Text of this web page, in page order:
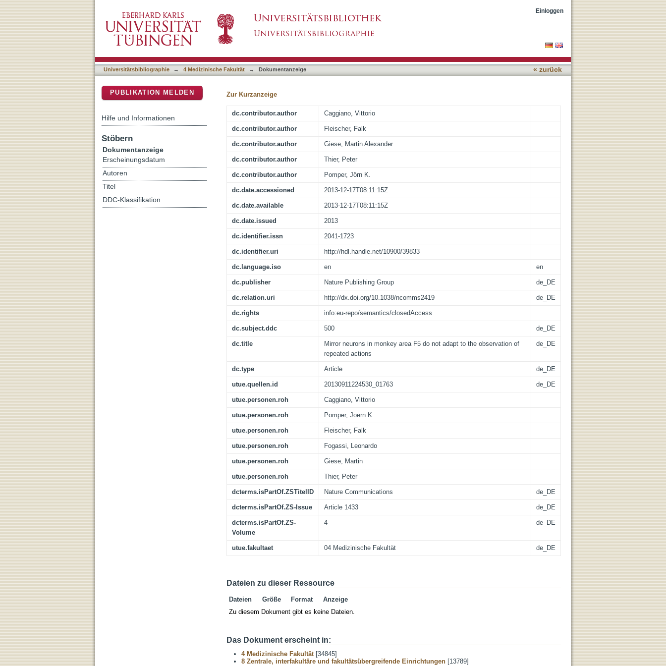
Einloggen
Universitätsbibliographie → 4 Medizinische Fakultät → Dokumentanzeige « zurück
Zur Kurzanzeige
dc.contributor.author Caggiano, Vittorio
dc.contributor.author Fleischer, Falk
dc.contributor.author Giese, Martin Alexander
dc.contributor.author Thier, Peter
dc.contributor.author Pomper, Jörn K.
dc.date.accessioned 2013-12-17T08:11:15Z
dc.date.available 2013-12-17T08:11:15Z
dc.date.issued 2013
dc.identifier.issn 2041-1723
dc.identifier.uri http://hdl.handle.net/10900/39833
dc.language.iso en en
dc.publisher Nature Publishing Group de_DE
dc.relation.uri http://dx.doi.org/10.1038/ncomms2419 de_DE
dc.rights info:eu-repo/semantics/closedAccess
dc.subject.ddc 500 de_DE
dc.title
Mirror neurons in monkey area F5 do not adapt to the observation of
repeated actions
de_DE
dc.type Article de_DE
utue.quellen.id 20130911224530_01763 de_DE
utue.personen.roh Caggiano, Vittorio
utue.personen.roh Pomper, Joern K.
utue.personen.roh Fleischer, Falk
utue.personen.roh Fogassi, Leonardo
utue.personen.roh Giese, Martin
utue.personen.roh Thier, Peter
dcterms.isPartOf.ZSTitelID Nature Communications de_DE
dcterms.isPartOf.ZS-Issue Article 1433 de_DE
dcterms.isPartOf.ZS-
Volume
4 de_DE
utue.fakultaet 04 Medizinische Fakultät de_DE
Dateien zu dieser Ressource
Dateien Größe Format
Anzeige
Zu diesem Dokument gibt es keine Dateien.
Das Dokument erscheint in:
4 Medizinische Fakultät[34845]
8 Zentrale, interfakultäre und fakultätsübergreifende Einrichtungen [13789]
PUBLIKATION MELDEN
Hilfe und Informationen
Stöbern
Dokumentanzeige
Erscheinungsdatum
Autoren
Titel
DDC-Klassifikation